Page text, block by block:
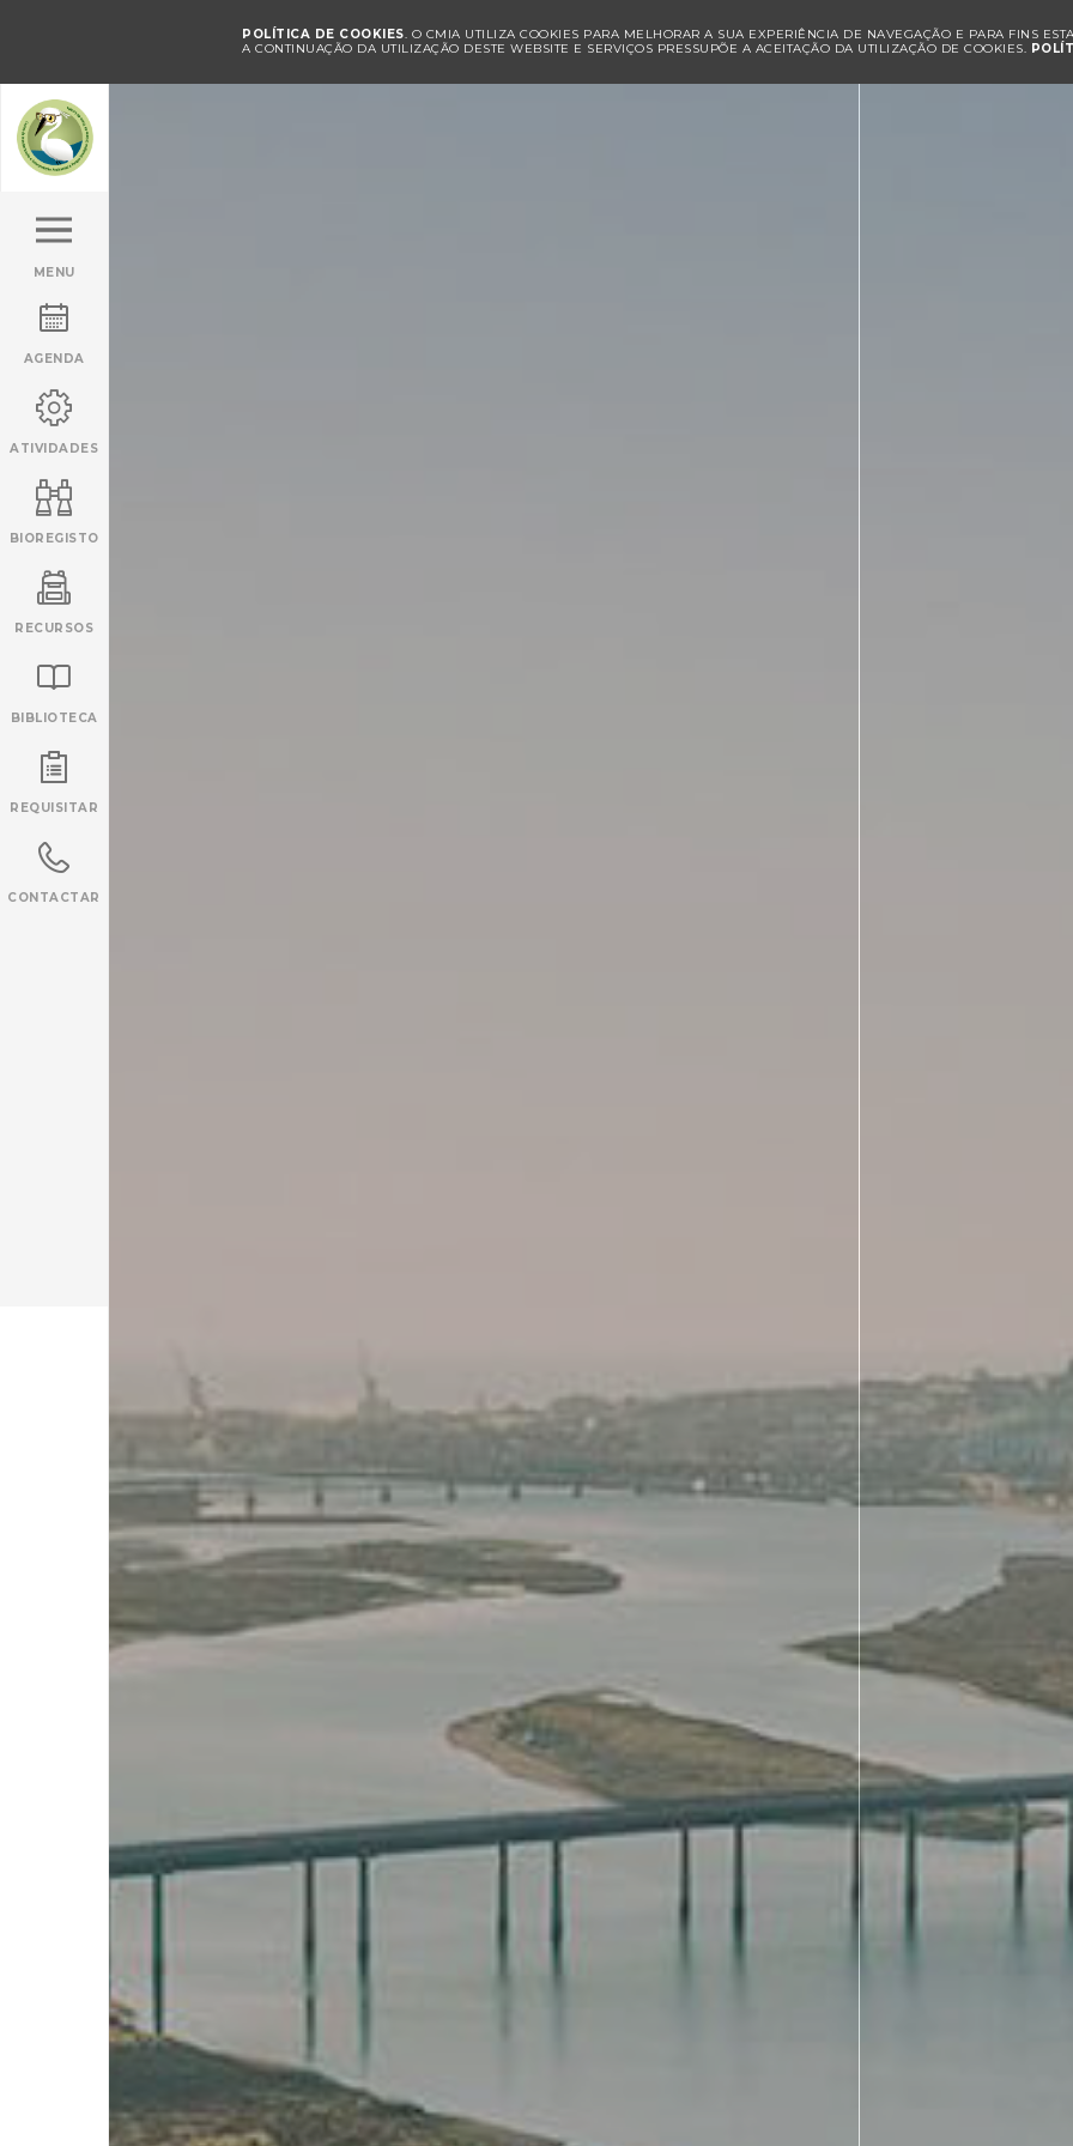
POLÍTICA DE COOKIES. O CMIA UTILIZA COOKIES PARA MELHORAR A SUA EXPERIÊNCIA DE NAVEGAÇÃO E PARA FINS
A CONTINUAÇÃO DA UTILIZAÇÃO DESTE WEBSITE E SERVIÇOS PRESSUPÕE A ACEITAÇÃO DA UTILIZAÇÃO DE COOKIES.
MENU
AGENDA
ATIVIDADES
BIOREGISTO
RECURSOS
BIBLIOTECA
REQUISITAR
CONTACTAR